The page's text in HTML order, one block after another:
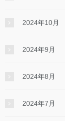
2024年10月
2024年9月
2024年8月
2024年7月